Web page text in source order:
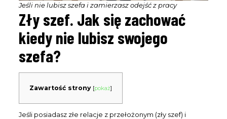
Jeśli nie lubisz szefa i zamierzasz odejść z pracy
Zły szef. Jak się zachować
kiedy nie lubisz swojego
szefa?
Zawartość strony [pokaż]
Jeśli posiadasz złe relacje z przełożonym (zły szef) i